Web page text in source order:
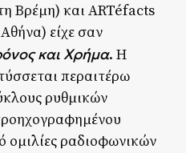
Βρέμη) και ARTéfacts
είχε σαν
και Χρήμα. Η
περαιτέρω
ρυθμικών
ομιλίες ραδιοφωνικών